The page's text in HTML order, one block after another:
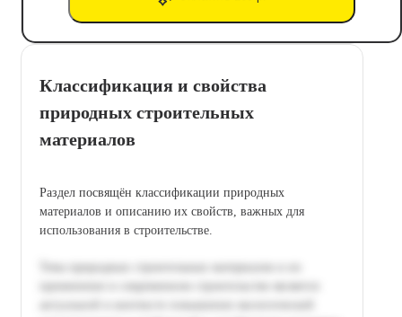
Классификация и свойства
природных строительных
материалов
Раздел посвящён классификации природных
материалов и описанию их свойств, важных для
использования в строительстве.